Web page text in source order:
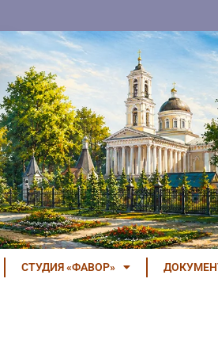
СТУДИЯ «ФАВОР»